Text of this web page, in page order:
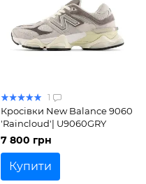
1
Кросівки New Balance 9060
'Raincloud'| U9060GRY
7 800 грн
Купити